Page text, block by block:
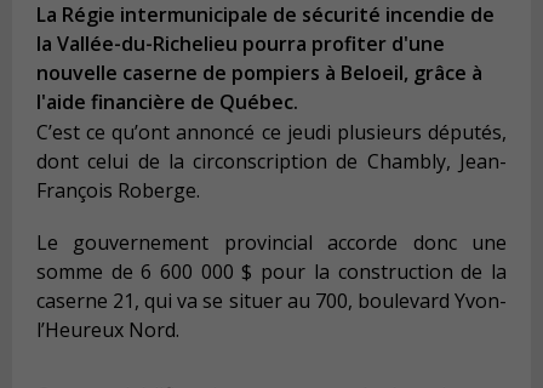
La Régie intermunicipale de sécurité incendie de
la Vallée-du-Richelieu pourra profiter d'une
nouvelle caserne de pompiers à Beloeil, grâce à
l'aide financière de Québec.
C’est ce qu’ont annoncé ce jeudi plusieurs députés,
dont celui de la circonscription de Chambly, Jean-
François Roberge.
Le gouvernement provincial accorde donc une
somme de 6 600 000 $ pour la construction de la
caserne 21, qui va se situer au 700, boulevard Yvon-
l’Heureux Nord.